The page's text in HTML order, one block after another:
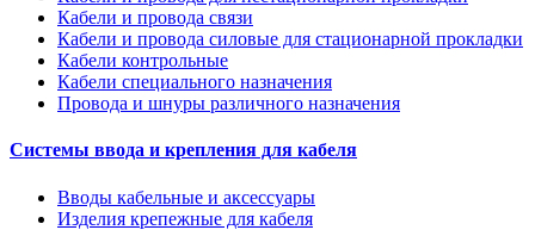
Кабели и провода связи
Кабели и провода силовые для стационарной прокладки
Кабели контрольные
Кабели специального назначения
Провода и шнуры различного назначения
Системы ввода и крепления для кабеля
Вводы кабельные и аксессуары
Изделия крепежные для кабеля